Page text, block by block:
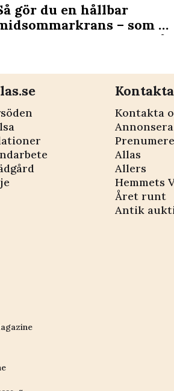
gör du en hållbar
– som du
kan använda även nästa år
Kontakta
Allas
Allers
Hemmets
Året runt
Antik